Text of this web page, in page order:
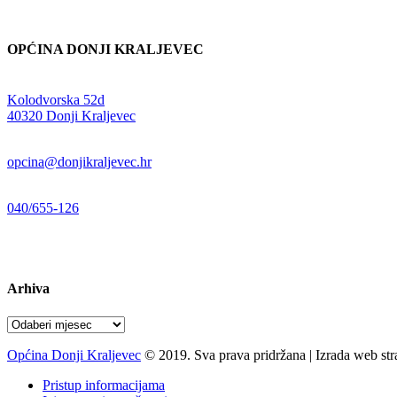
OPĆINA DONJI KRALJEVEC
Kolodvorska 52d
40320 Donji Kraljevec
opcina@donjikraljevec.hr
040/655-126
Arhiva
Arhiva
Općina Donji Kraljevec © 2019. Sva prava pridržana | Izrada web
Pristup informacijama